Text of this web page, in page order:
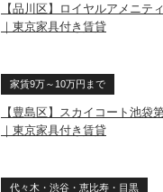
【品川区】ロイヤルアメニテ
｜東京家具付き賃貸
家賃9万～10万円まで
【豊島区】スカイコート池袋
｜東京家具付き賃貸
代々木・渋谷・恵比寿・目黒